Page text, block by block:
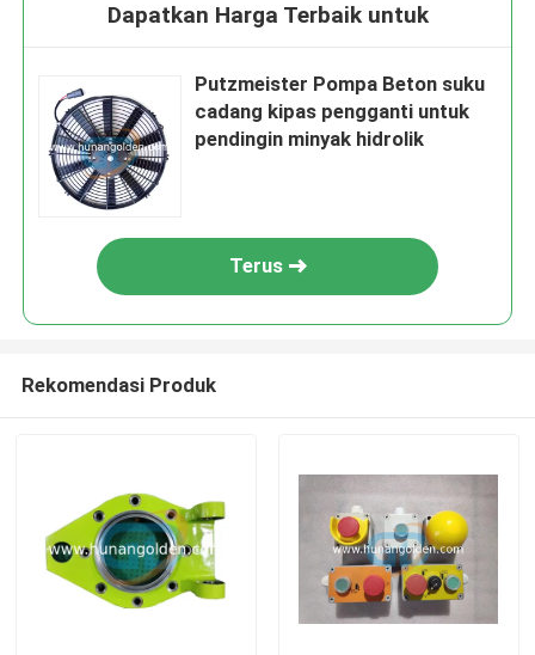
Dapatkan Harga Terbaik untuk
Putzmeister Pompa Beton suku
cadang kipas pengganti untuk
pendingin minyak hidrolik
Terus
Rekomendasi Produk